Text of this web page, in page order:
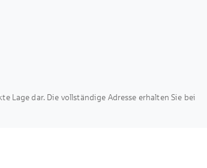
Lage dar. Die vollständige Adresse erhalten Sie bei